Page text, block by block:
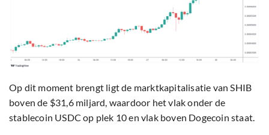
Op dit moment brengt ligt de marktkapitalisatie van SHIB
boven de $31,6 miljard, waardoor het vlak onder de
stablecoin USDC op plek 10 en vlak boven Dogecoin staat.